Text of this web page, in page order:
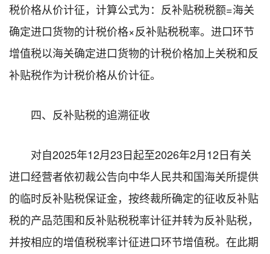
税价格从价计征，计算公式为：反补贴税税额=海关
确定进口货物的计税价格×反补贴税税率。进口环节
增值税以海关确定进口货物的计税价格加上关税和反
补贴税作为计税价格从价计征。
四、反补贴税的追溯征收
对自2025年12月23日起至2026年2月12日有关
进口经营者依初裁公告向中华人民共和国海关所提供
的临时反补贴税保证金，按终裁所确定的征收反补贴
税的产品范围和反补贴税税率计征并转为反补贴税，
并按相应的增值税税率计征进口环节增值税。在此期